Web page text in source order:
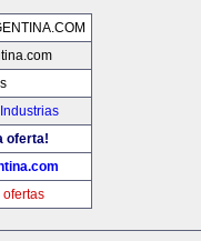
oferta!